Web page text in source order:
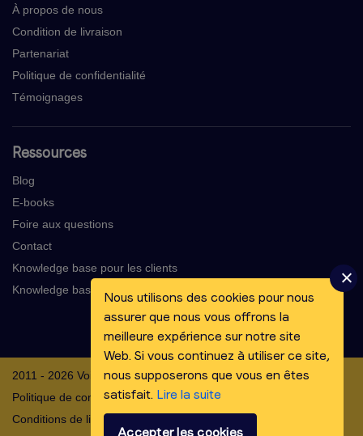
À propos de nous
Condition de livraison
Partenariat
Politique de confidentialité
Témoignages
Ressources
Blog
E-books
Foire aux questions
Contact
Knowledge base pour les clients
Knowledge base pour les voix-off
2011 - 2026 Voicebooking.com BV
Politique de confidentialité
Conditions de livraison
Nous utilisons des cookies pour nous
assurer que nous vous offrons la
meilleure expérience sur notre site
Web. Si vous continuez à utiliser ce site,
nous supposerons que vous en êtes
satisfait. Lire la suite
Accepter les cookies